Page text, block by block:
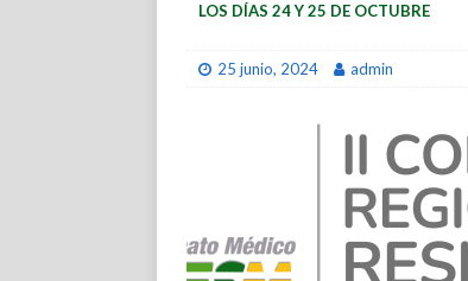
LOS DÍAS 24 Y 25 DE OCTUBRE
25 junio, 2024 admin